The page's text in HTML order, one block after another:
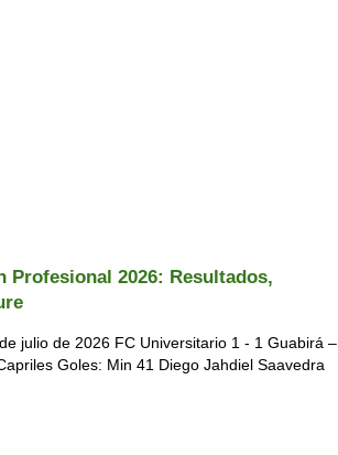
Profesional 2026: Resultados,
julio de 2026 FC Universitario 1 - 1 Guabirá –
Goles: Min 41 Diego Jahdiel Saavedra